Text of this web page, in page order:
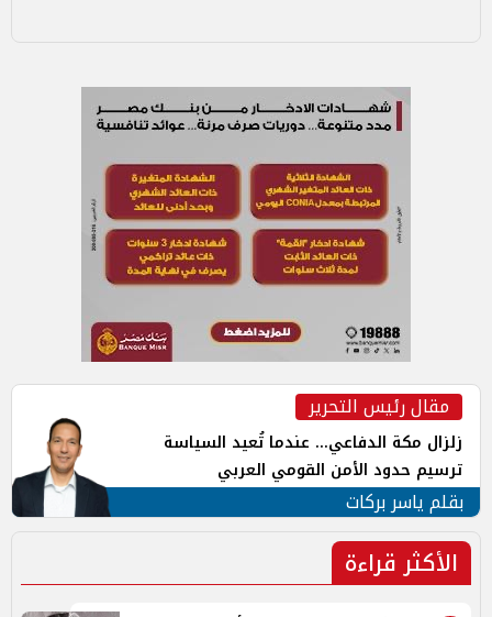
مقال رئيس التحرير
زلزال مكة الدفاعي... عندما تُعيد السياسة
ترسيم حدود الأمن القومي العربي
بقلم ياسر بركات
الأكثر قراءة